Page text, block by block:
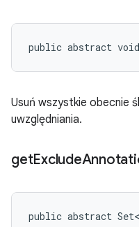
public abstract
Usuń wszystkie obecnie
uwzględniania.
getExclude
public abstract